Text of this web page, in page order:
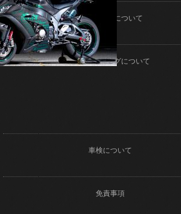
キャンセルについて
フィッティングについて
車検について
免責事項